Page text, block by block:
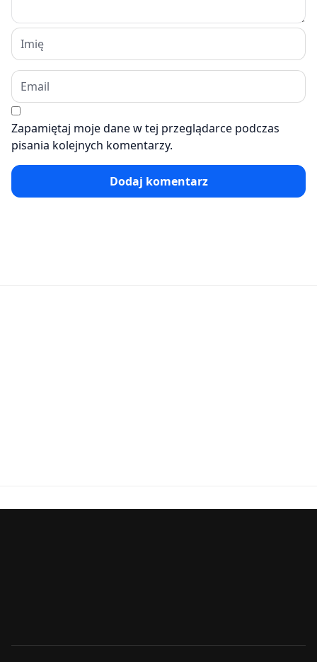
Zapamiętaj moje dane w tej przeglądarce podczas
pisania kolejnych komentarzy.
Dodaj komentarz